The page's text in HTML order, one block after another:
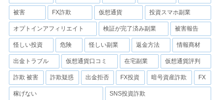
被害 FX詐欺 仮想通貨 投資スマホ副業
オプトインアフィリエイト 検証が完了済み副業 被害報告
怪しい投資 危険 怪しい副業 返金方法 情報商材
出金トラブル 仮想通貨口コミ 在宅副業 仮想通貨評判
詐欺 被害 詐欺疑惑 出金拒否 FX投資 暗号資産詐欺 FX
稼げない SNS投資詐欺